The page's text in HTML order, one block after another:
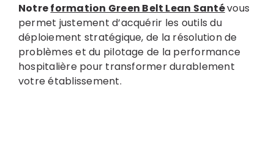
Notreformation Green Belt Lean Santévous
permet justement d’acquérir les outils du
déploiement stratégique, de la résolution de
problèmes et du pilotage de la performance
hospitalière pour transformer durablement
votre établissement.